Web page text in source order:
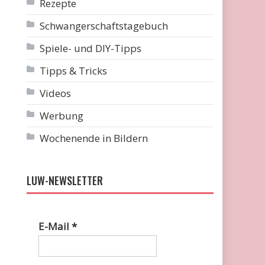
Rezepte
Schwangerschaftstagebuch
Spiele- und DIY-Tipps
Tipps & Tricks
Videos
Werbung
Wochenende in Bildern
LUW-NEWSLETTER
E-Mail*